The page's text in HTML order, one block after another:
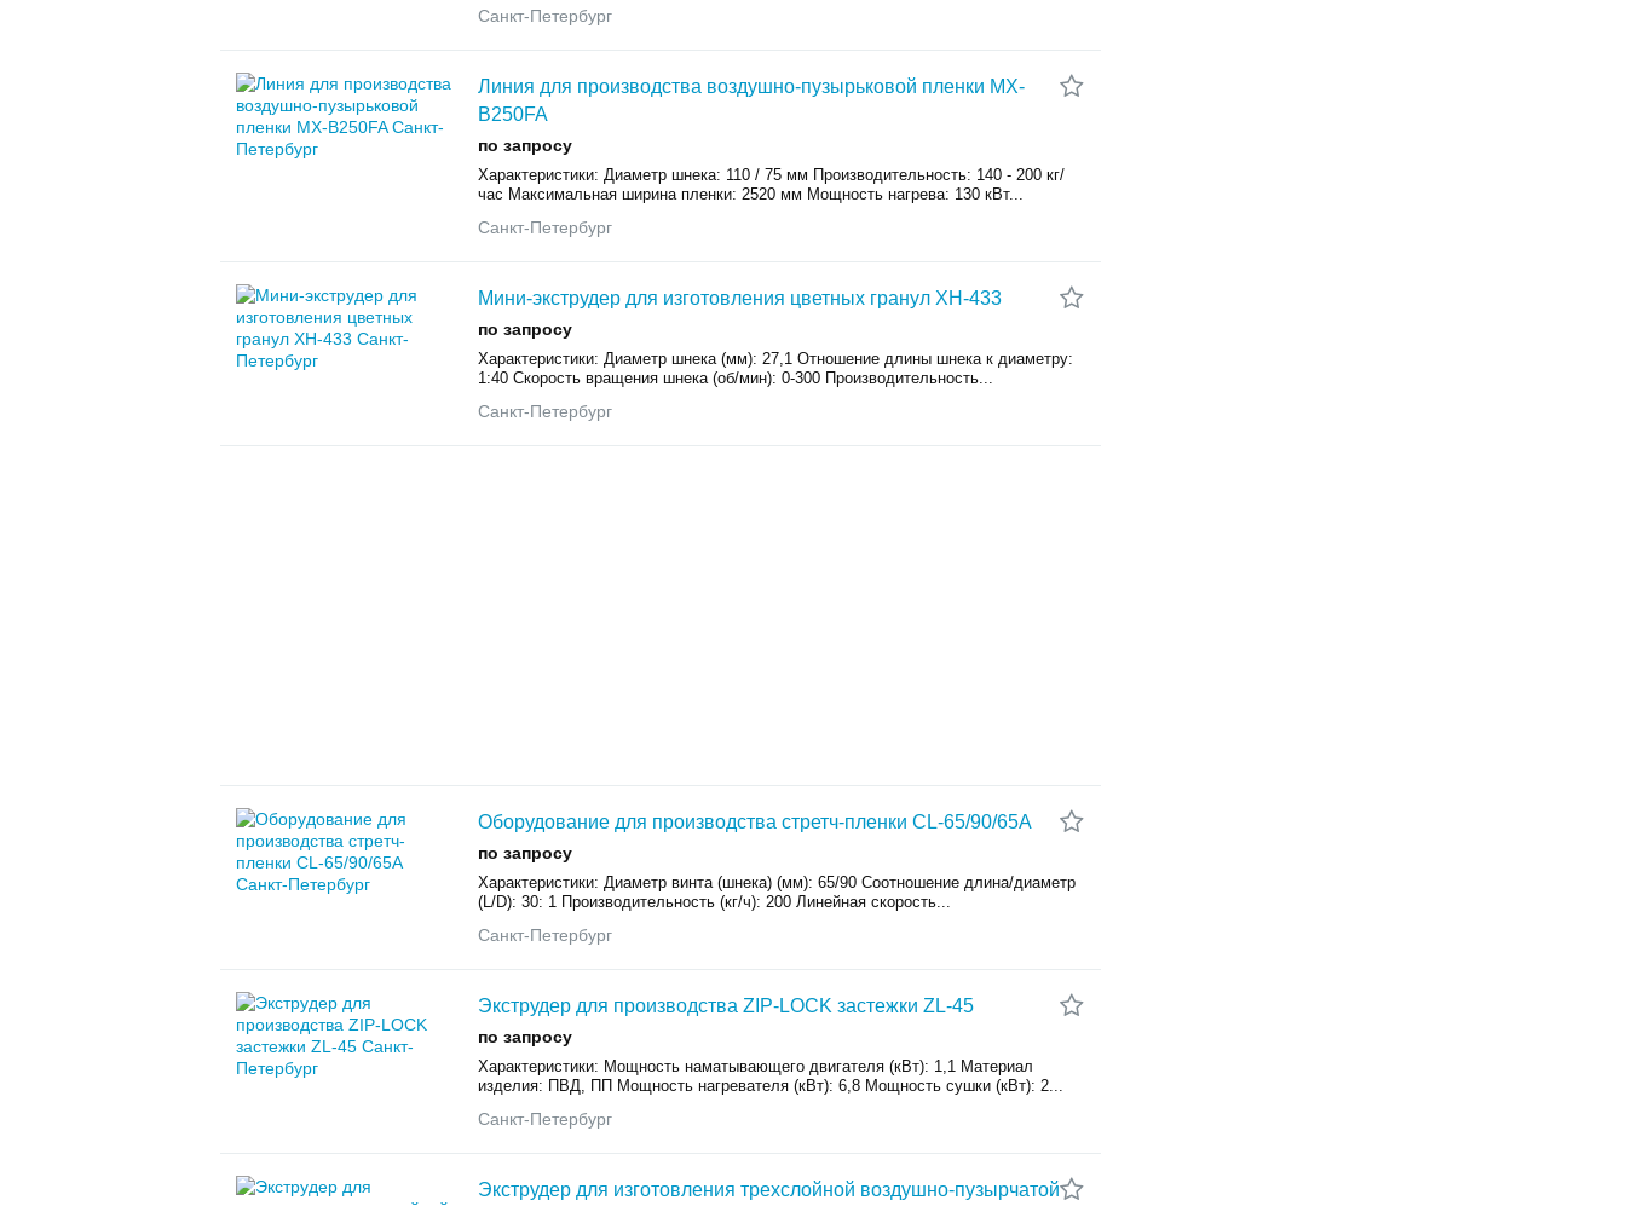
Санкт-Петербург
Линия для производства воздушно-пузырьковой пленки MX-
B250FA
по запросу
Характеристики: Диаметр шнека: 110 / 75 мм Производительность: 140 - 200 кг/
час Максимальная ширина пленки: 2520 мм Мощность нагрева: 130 кВт...
Санкт-Петербург
Мини-экструдер для изготовления цветных гранул XH-433
по запросу
Характеристики: Диаметр шнека (мм): 27,1 Отношение длины шнека к диаметру:
1:40 Скорость вращения шнека (об/мин): 0-300 Производительность...
Санкт-Петербург
Оборудование для производства стретч-пленки CL-65/90/65A
по запросу
Характеристики: Диаметр винта (шнека) (мм): 65/90 Соотношение длина/диаметр
(L/D): 30: 1 Производительность (кг/ч): 200 Линейная скорость...
Санкт-Петербург
Экструдер для производства ZIP-LOCK застежки ZL-45
по запросу
Характеристики: Мощность наматывающего двигателя (кВт): 1,1 Материал
изделия: ПВД, ПП Мощность нагревателя (кВт): 6,8 Мощность сушки (кВт): 2...
Санкт-Петербург
Экструдер для изготовления трехслойной воздушно-пузырчатой